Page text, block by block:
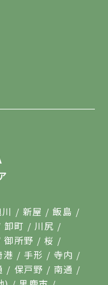
新屋
飯島
卸町
川尻
御所野
桜
港 手形
寺内
保戸野
南通